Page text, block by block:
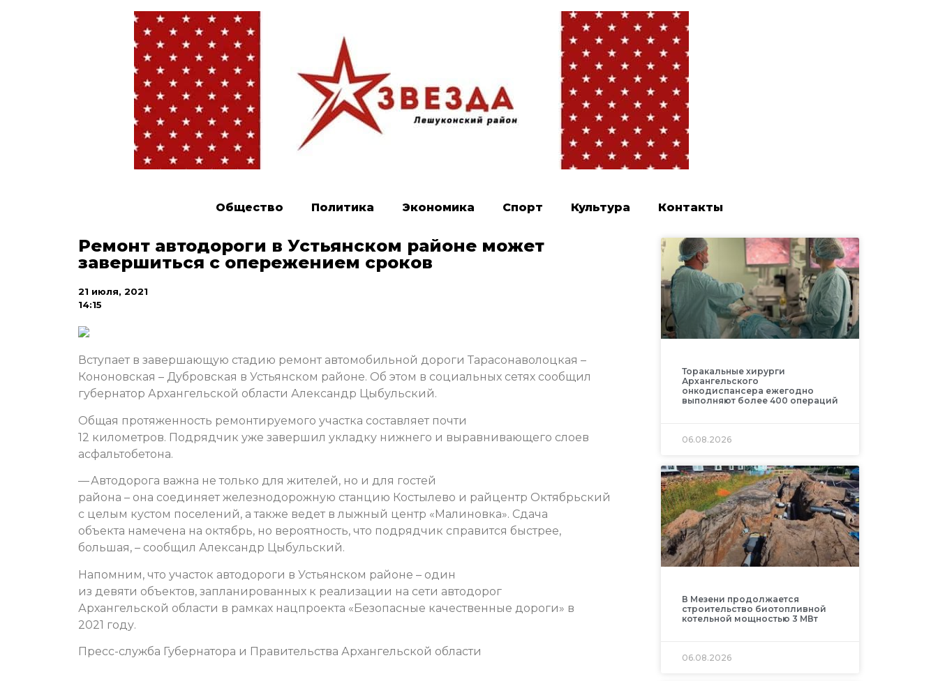
Общество Политика Экономика Спорт Культура Контакты
Ремонт автодороги в Устьянском районе может
завершиться с опережением сроков
21 июля, 2021
14:15
Вступает в завершающую стадию ремонт автомобильной дороги Тарасонаволоцкая –
Кононовская – Дубровская в Устьянском районе. Об этом в социальных сетях сообщил
губернатор Архангельской области Александр Цыбульский.
Общая протяженность ремонтируемого участка составляет почти
12 километров. Подрядчик уже завершил укладку нижнего и выравнивающего слоев
асфальтобетона.
— Автодорога важна не только для жителей, но и для гостей
района – она соединяет железнодорожную станцию Костылево и райцентр Октябрьский
с целым кустом поселений, а также ведет в лыжный центр «Малиновка». Сдача
объекта намечена на октябрь, но вероятность, что подрядчик справится быстрее,
большая, – сообщил Александр Цыбульский.
Напомним, что участок автодороги в Устьянском районе – один
из девяти объектов, запланированных к реализации на сети автодорог
Архангельской области в рамках нацпроекта «Безопасные качественные дороги» в
2021 году.
Пресс-служба Губернатора и Правительства Архангельской области
Торакальные хирурги
Архангельского
онкодиспансера ежегодно
выполняют более 400 операций
06.08.2026
В Мезени продолжается
строительство биотопливной
котельной мощностью 3 МВт
06.08.2026